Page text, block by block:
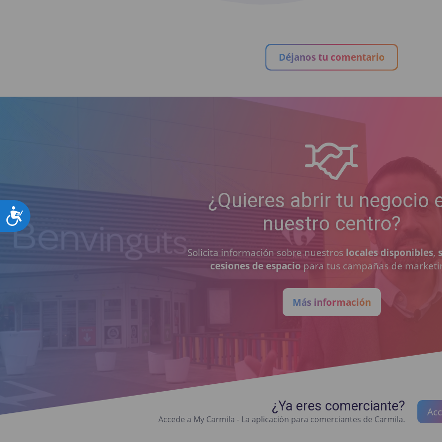
Accesibilidad
Déjanos tu comentario
¿Quieres abrir tu negocio
nuestro centro?
Solicita información sobre nuestros locales disponibles,
cesiones de espacio para tus campañas de
Más información
¿Ya eres comerciante?
Accede a My Carmila - La aplicación para comerciantes de Carmila.